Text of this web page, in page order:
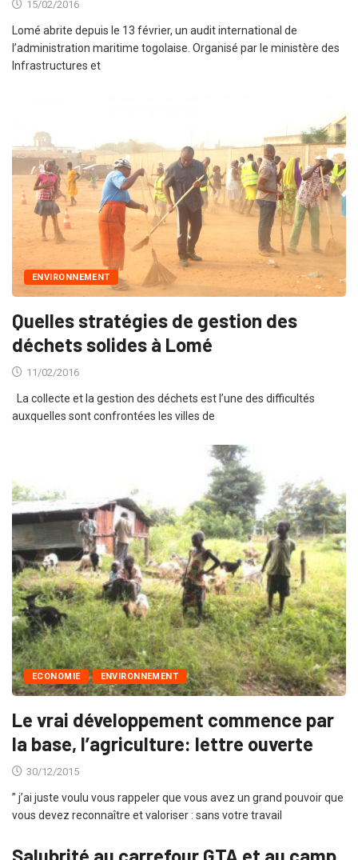
15/02/2016
Lomé abrite depuis le 13 février, un audit international de
l’administration maritime togolaise. Organisé par le ministère des
Infrastructures et
ENVIRONNEMENT
Quelles stratégies de gestion des
déchets solides à Lomé
11/02/2016
La collecte et la gestion des déchets est l’une des difficultés
auxquelles sont confrontées les villes de
ECONOMIE ENVIRONNEMENT
Le vrai développement commence par
la base, l’agriculture: lettre ouverte
30/12/2015
” j’ai juste voulu vous rappeler que vous avez un grand pouvoir que
vous devez reconnaître et valoriser : sans votre travail